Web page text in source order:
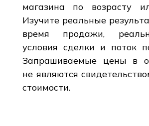
магазина по возрасту
Изучите реальные
время продажи,
условия сделки и поток
Запрашиваемые цены в
не являются
стоимости.